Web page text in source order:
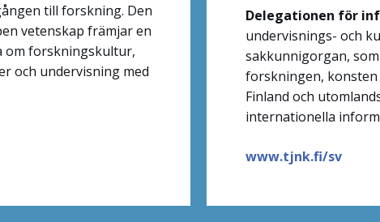
till forskning. Den
vetenskap främjar en
om forskningskultur,
och undervisning med
Delegationen för
undervisnings- och
sakkunnigorgan,
forskningen, konsten
Finland och
internationella
www.tjnk.fi/sv